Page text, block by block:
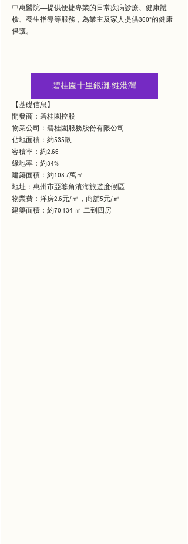
中惠醫院——提供便捷專業的日常疾病診療、健康體
檢、養生指導等服務，為業主及家人提供360°的健康
保護。
碧桂園十里銀灘·維港灣
【基礎信息】
開發商：碧桂園控股
物業公司：碧桂園服務股份有限公司
佔地面積：約535畝
容積率：約2.66
綠地率：約34%
建築面積：約108.7萬㎡
地址：惠州市亞婆角濱海旅遊度假區
物業費：洋房2.6元/㎡，商舖5元/㎡
建築面積：約70-134 ㎡ 二到四房